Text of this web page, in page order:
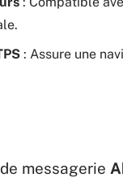
: Assure une
messagerie